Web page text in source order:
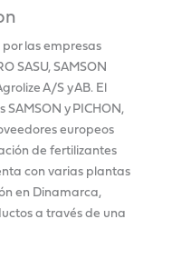
las empresas
SASU, SAMSON
A/S y AB. El
y PICHON,
europeos
de fertilizantes
con varias plantas
en Dinamarca,
a través de una